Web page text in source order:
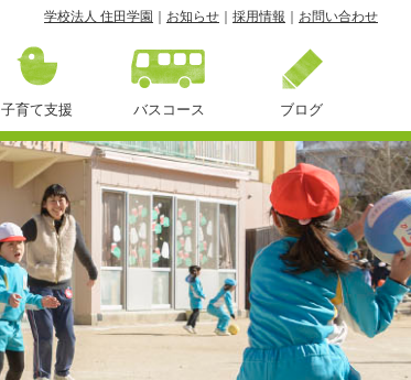
学校法人 住田学園 お知らせ 採用情報 お問い合わせ
子育て支援 バスコース ブログ